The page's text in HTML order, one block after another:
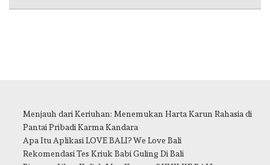
Menjauh dari Keriuhan: Menemukan Harta Karun Rahasia di
Pantai Pribadi Karma Kandara
Apa Itu Aplikasi LOVE BALI? We Love Bali
Rekomendasi Tes Kriuk Babi Guling Di Bali